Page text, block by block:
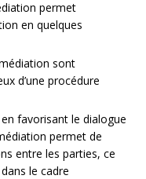
permet
en quelques
sont
d’une procédure
en favorisant le dialogue
permet de
entre les parties, ce
le cadre